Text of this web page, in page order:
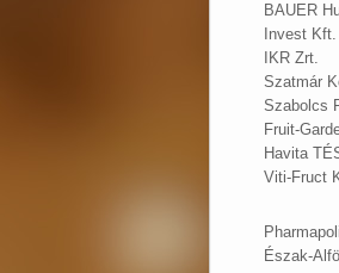
BAUER
Invest Kft.
IKR Zrt.
Szatmár
Szabolcs
Fruit-
Havita
Viti-Fruct
Észak-